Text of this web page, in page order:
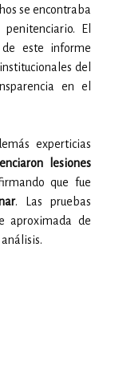
se encontraba
El
este informe
del
en el
experticias
lesiones
que fue
. Las pruebas
aproximada de